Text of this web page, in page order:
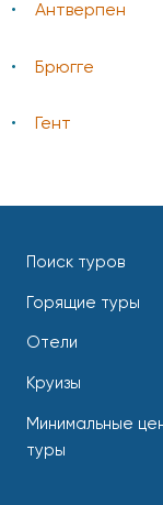
Антверпен
Брюгге
Гент
Поиск туров
Горящие туры
Отели
Круизы
Минимальные
туры